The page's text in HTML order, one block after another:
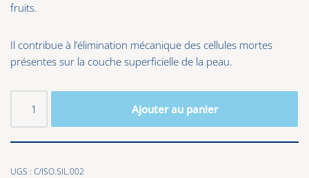
fruits.
Il contribue à l’élimination mécanique des cellules mortes
présentes sur la couche superficielle de la peau.
Ajouter au panier
UGS : C/ISO.SIL.002